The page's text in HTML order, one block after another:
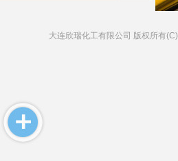
大连欣瑞化工有限公司 版权所有